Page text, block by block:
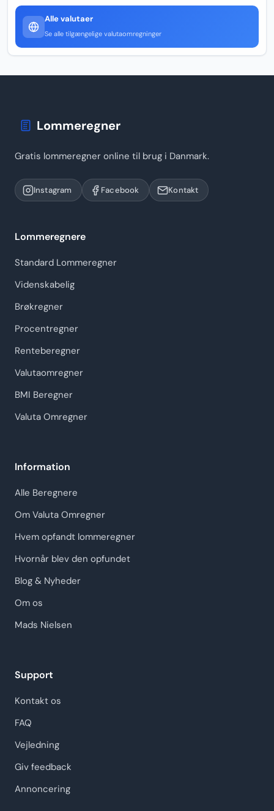
Alle valutaer
Se alle tilgængelige valutaomregninger
Lommeregner
Gratis lommeregner online til brug i Danmark.
Instagram Facebook Kontakt
Lommeregnere
Standard Lommeregner
Videnskabelig
Brøkregner
Procentregner
Renteberegner
Valutaomregner
BMI Beregner
Valuta Omregner
Information
Alle Beregnere
Om Valuta Omregner
Hvem opfandt lommeregner
Hvornår blev den opfundet
Blog & Nyheder
Om os
Mads Nielsen
Support
Kontakt os
FAQ
Vejledning
Giv feedback
Annoncering